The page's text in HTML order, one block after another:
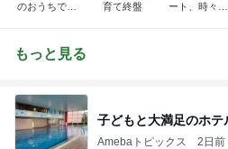
のおうちでご
育て終盤
ート、時々キ
もっと見る
子どもと大満足のホテ
Amebaトピックス 2日前